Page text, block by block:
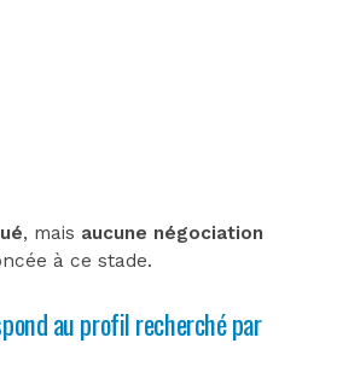
, mais aucune négociation
à ce stade.
au profil recherché par